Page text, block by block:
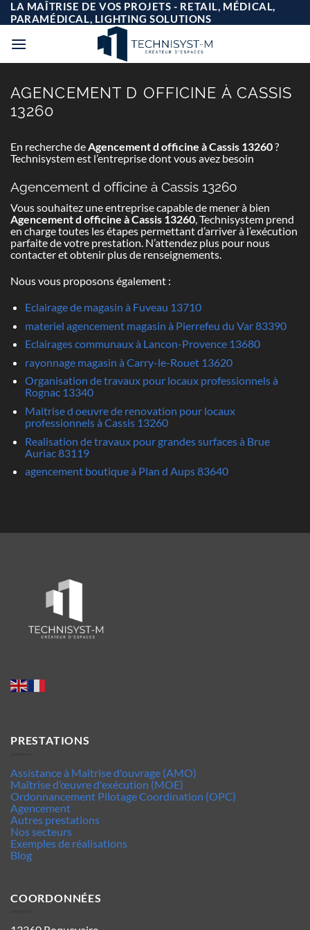
Passer
au
contenu
LA MAÎTRISE DE VOS PROJETS - RETAIL, MÉDICAL,
PARAMÉDICAL, LIGHTING SOLUTIONS
AGENCEMENT D OFFICINE À CASSIS
13260
En recherche deAgencement d officine à Cassis 13260?
Technisystem est l’entreprise dont vous avez besoin
Agencement d officine à Cassis 13260
Vous souhaitez une entreprise capable de mener à bien
Agencement d officine à Cassis 13260, Technisystem prend
en charge toutes les étapes permettant d’arriver à l’exécution
parfaite de votre prestation. N’attendez plus pour nous
contacter et obtenir plus de renseignements.
Nous vous proposons également :
Eclairage de magasin à Fuveau 13710
materiel agencement magasin à Pierrefeu du Var 83390
Eclairages communaux à Lancon-Provence 13680
rayonnage magasin à Carry-le-Rouet 13620
Organisation de travaux pour locaux professionnels à
Rognac 13340
Maitrise d oeuvre de renovation pour locaux
professionnels à Cassis 13260
Realisation de travaux pour grandes surfaces à Brue
Auriac 83119
agencement boutique à Plan d Aups 83640
PRESTATIONS
Assistance à Maîtrise d'ouvrage (AMO)
Maîtrise d’œuvre d'exécution (MOE)
Ordonnancement Pilotage Coordination (OPC)
Agencement
Autres prestations
Nos secteurs
Exemples de réalisations
Blog
COORDONNÉES